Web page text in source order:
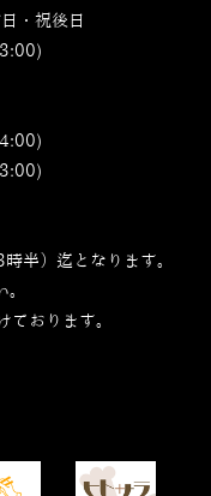
・祝後日
半）迄となります。
ております。